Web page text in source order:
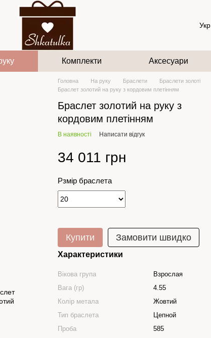
Укр
Комплекти Аксесуари
Головна На руку Браслети
Браслети золоті
Браслет золотий на руку з кордовим плетінням
Браслет золотий на руку з
кордовим плетінням
В наявності Написати відгук
34 011 грн
Рзмір браслета
Купити Замовити швидко
Характеристики
Вікова група
Взрослая
Вага (гр)
4.55
Колір метала
Жовтий
Тип браслета
Цепной
Проба
585